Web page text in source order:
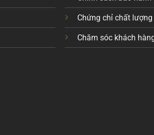
Chứng chỉ chất lượng
Chăm sóc khách